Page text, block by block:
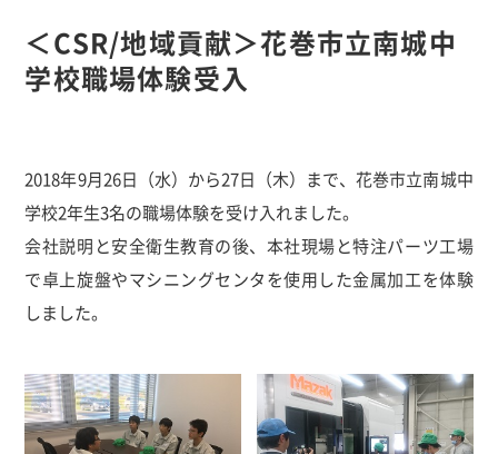
＜CSR/地域貢献＞花巻市立南城中
学校職場体験受入
2018年9月26日（水）から27日（木）まで、花巻市立南城中
学校2年生3名の職場体験を受け入れました。
会社説明と安全衛生教育の後、本社現場と特注パーツ工場
で卓上旋盤やマシニングセンタを使用した金属加工を体験
しました。